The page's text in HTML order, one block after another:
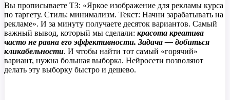
Вы прописываете ТЗ: «Яркое изображение для рекламы курса
по таргету. Стиль: минимализм. Текст: Начни зарабатывать на
рекламе». И за минуту получаете десяток вариантов. Самый
важный вывод, который мы сделали: красота креатива
часто не равна его эффективности. Задача — добиться
кликабельности. И чтобы найти тот самый «горячий»
вариант, нужна большая выборка. Нейросети позволяют
делать эту выборку быстро и дешево.